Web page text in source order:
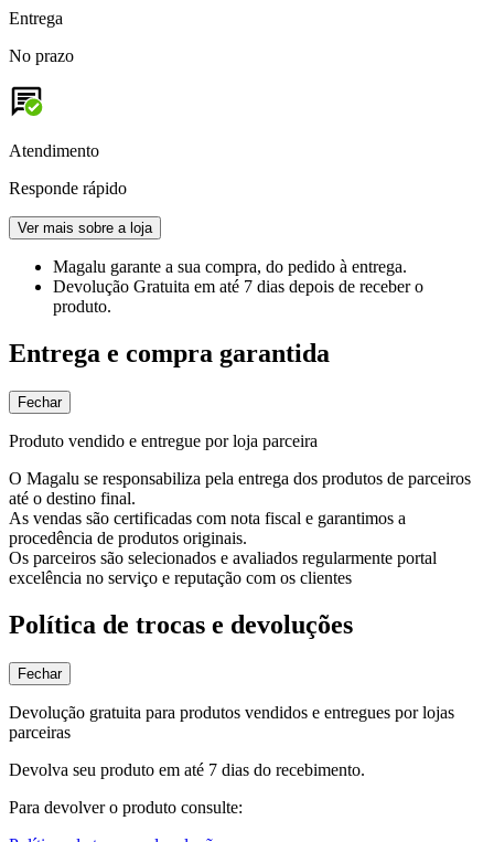
Entrega
No prazo
Atendimento
Responde rápido
Ver mais sobre a loja
Magalu garante a sua compra, do pedido à entrega.
Devolução Gratuita em até 7 dias depois de receber o
produto.
Entrega e compra garantida
Fechar
Produto vendido e entregue por loja parceira
O Magalu se responsabiliza pela entrega dos produtos de parceiros
até o destino final.
As vendas são certificadas com nota fiscal e garantimos a
procedência de produtos originais.
Os parceiros são selecionados e avaliados regularmente portal
excelência no serviço e reputação com os clientes
Política de trocas e devoluções
Fechar
Devolução gratuita para produtos vendidos e entregues por lojas
parceiras
Devolva seu produto em até 7 dias do recebimento.
Para devolver o produto consulte: